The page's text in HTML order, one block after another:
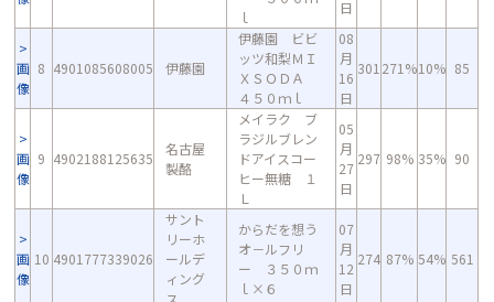
ｌ
日
画
像
8 4901085608005 伊藤園
伊藤園 ビビ
ッツ和梨ＭＩ
ＸＳＯＤＡ
４５０ｍｌ
08
月
16
日
301 271%10% 85
画
像
9 4902188125635
名古屋
製酪
メイラク ブ
ラジルブレン
ドアイスコー
ヒー無糖 １
Ｌ
05
月
27
日
297 98% 35% 90
画
像
10 4901777339026
サント
リーホ
ールデ
ィング
ス
からだを想う
オ－ルフリ
ー ３５０ｍ
ｌ×６
07
月
12
日
274 87% 54% 561